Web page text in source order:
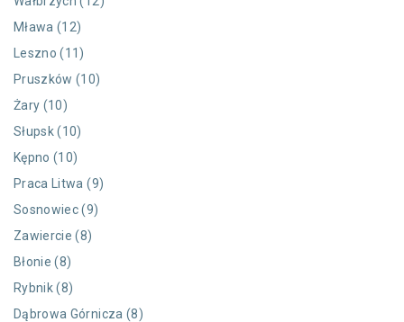
Mława (12)
Leszno (11)
Pruszków (10)
Żary (10)
Słupsk (10)
Kępno (10)
Praca Litwa (9)
Sosnowiec (9)
Zawiercie (8)
Błonie (8)
Rybnik (8)
Dąbrowa Górnicza (8)